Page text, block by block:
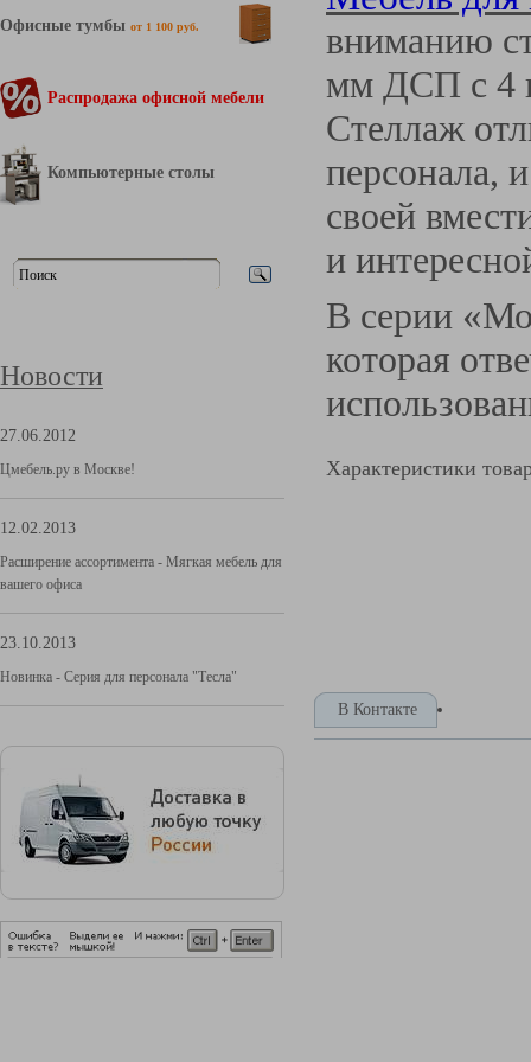
Офисные тумбы от 1 100 руб.
Распродажа офисной мебели
Компьютерные столы
Новости
27.06.2012
Цмебель.ру в Москве!
12.02.2013
Расширение ассортимента - Мягкая мебель для
вашего офиса
23.10.2013
Новинка - Серия для персонала "Тесла"
вниманию
мм ДСП с 4
Стеллаж
персонала,
своей
и
В серии «
которая
Характеристики
В Контакте